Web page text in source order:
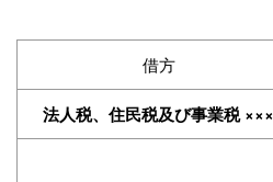
借方
法人税、住民税及び事業税 ×××